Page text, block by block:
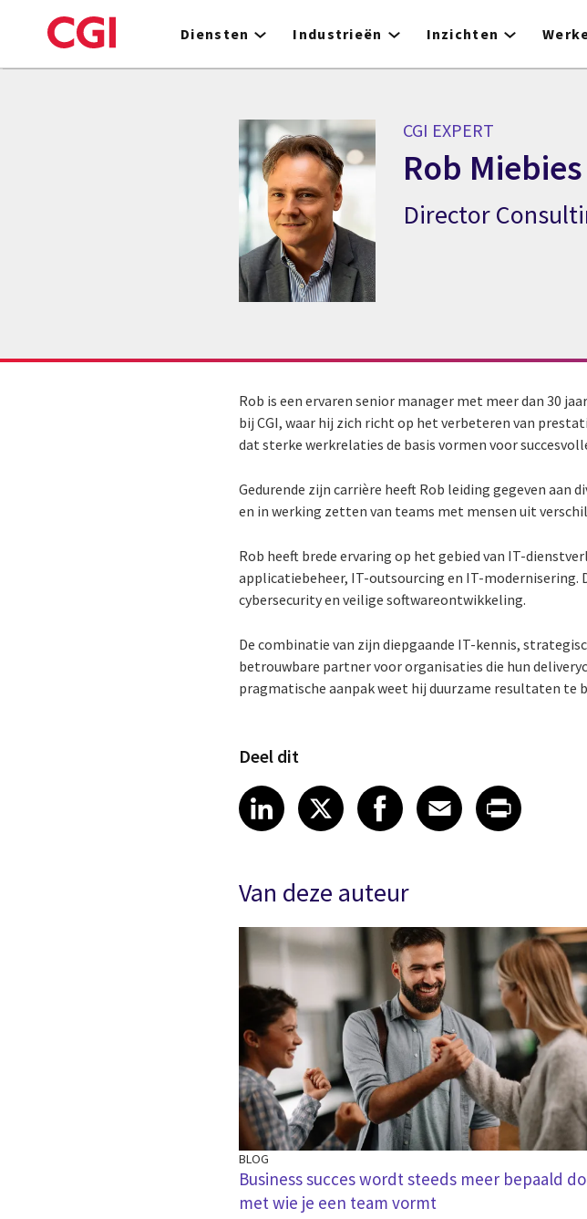
to
Diensten Industrieën Inzichten
CGI EXPERT
Rob Miebies
CGI expert Rob Miebies
Director
Rob is een ervaren senior manager met meer dan 30
bij CGI, waar hij zich richt op het verbeteren van
dat sterke werkrelaties de basis vormen voor
Gedurende zijn carrière heeft Rob leiding gegeven
en in werking zetten van teams met mensen uit
Rob heeft brede ervaring op het gebied van IT-
applicatiebeheer, IT-outsourcing en IT-modernisering.
cybersecurity en veilige softwareontwikkeling.
De combinatie van zijn diepgaande IT-kennis,
betrouwbare partner voor organisaties die hun
pragmatische aanpak weet hij duurzame resultaten te
Deel dit
Share article on LinkedIn
LinkedIn
Share article on X
XShare article on
Facebook
Share article
Email
Share
Van deze auteur
BLOG
Business succes wordt steeds meer bepaald
met wie je een team vormt